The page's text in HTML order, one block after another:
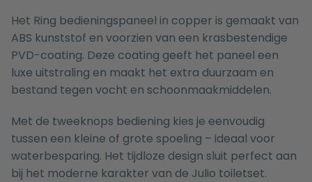
Het Ring bedieningspaneel in copper is gemaakt van
ABS kunststof en voorzien van een krasbestendige
PVD-coating. Deze coating geeft het paneel een
luxe uitstraling en maakt het extra duurzaam en
bestand tegen vocht en schoonmaakmiddelen.
Met de tweeknops bediening kies je eenvoudig
tussen een kleine of grote spoeling – ideaal voor
waterbesparing. Het tijdloze design sluit perfect aan
bij het moderne karakter van de Julio toiletset.